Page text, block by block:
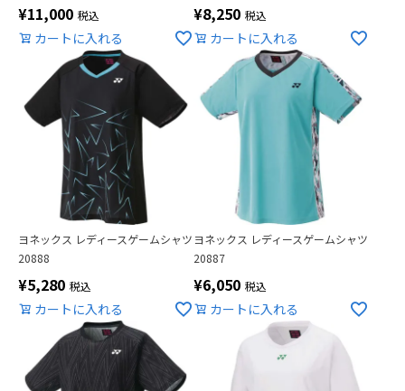
¥11,000 税込
カートに入れる
¥8,250 税込
カートに入れる
ヨネックス レディースゲームシャツ
20888
¥5,280 税込
カートに入れる
ヨネックス レディースゲームシャツ
20887
¥6,050 税込
カートに入れる